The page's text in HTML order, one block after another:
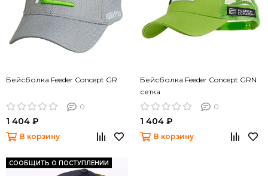
Бейсболка Feeder Concept GR
0
1 404 ₽
В корзину
Бейсболка Feeder Concept GRN
сетка
0
1 404 ₽
В корзину
СООБЩИТЬ О ПОСТУПЛЕНИИ